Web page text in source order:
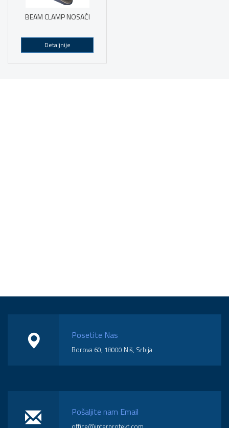
BEAM CLAMP NOSAČI
Detaljnije
Posetite Nas
Borova 60, 18000 Niš, Srbija
Pošaljite nam Email